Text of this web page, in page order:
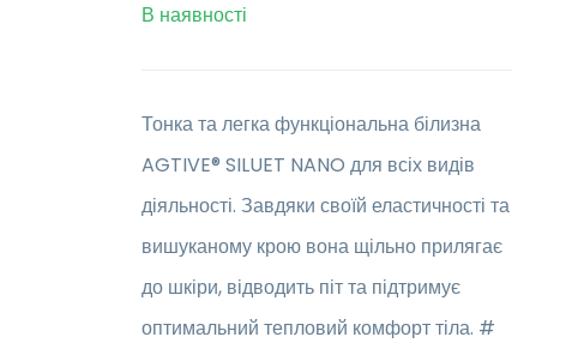
В наявності
Тонка та легка функціональна білизна
AGTIVE® SILUET NANO для всіх видів
діяльності. Завдяки своїй еластичності та
вишуканому крою вона щільно прилягає
до шкіри, відводить піт та підтримує
оптимальний тепловий комфорт тіла. #